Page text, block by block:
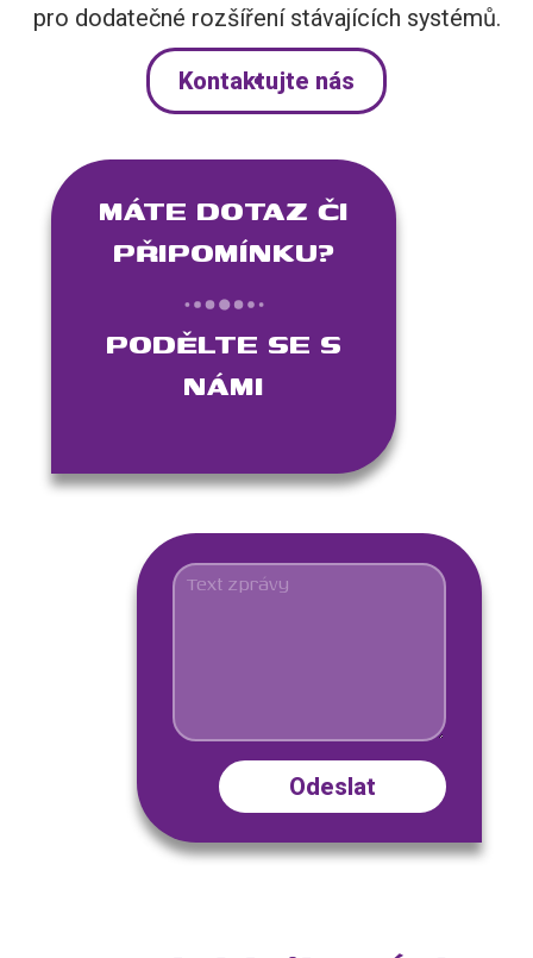
pro dodatečné rozšíření stávajících systémů.
Kontaktujte nás
MÁTE DOTAZ ČI
PŘIPOMÍNKU?
PODĚLTE SE S
NÁMI